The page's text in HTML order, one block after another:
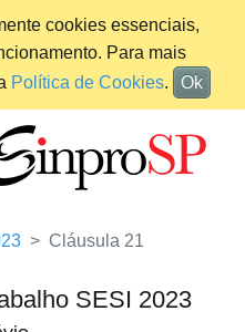
cookies essenciais,
Para mais
Política de Cookies. Ok
Cláusula 21
SESI 2023